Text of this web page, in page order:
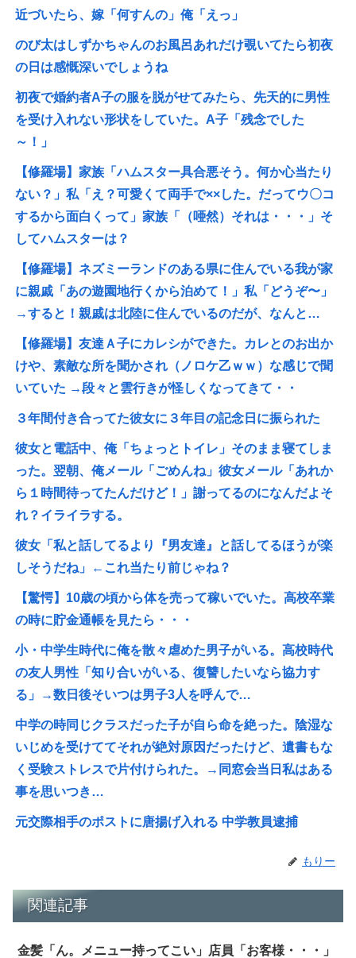
近づいたら、嫁「何すんの」俺「えっ」
のび太はしずかちゃんのお風呂あれだけ覗いてたら初夜
の日は感慨深いでしょうね
初夜で婚約者A子の服を脱がせてみたら、先天的に男性
を受け入れない形状をしていた。A子「残念でした
～！」
【修羅場】家族「ハムスター具合悪そう。何か心当たり
ない？」私「え？可愛くて両手で××した。だってウ〇コ
するから面白くって」家族「（唖然）それは・・・」そ
してハムスターは？
【修羅場】ネズミーランドのある県に住んでいる我が家
に親戚「あの遊園地行くから泊めて！」私「どうぞ〜」
→すると！親戚は北陸に住んでいるのだが、なんと…
【修羅場】友達Ａ子にカレシができた。カレとのお出か
けや、素敵な所を聞かされ（ノロケ乙ｗｗ）な感じで聞
いていた →段々と雲行きが怪しくなってきて・・
３年間付き合ってた彼女に３年目の記念日に振られた
彼女と電話中、俺「ちょっとトイレ」そのまま寝てしま
った。翌朝、俺メール「ごめんね」彼女メール「あれか
ら１時間待ってたんだけど！」謝ってるのになんだよそ
れ？イライラする。
彼女「私と話してるより『男友達』と話してるほうが楽
しそうだね」←これ当たり前じゃね？
【驚愕】10歳の頃から体を売って稼いでいた。高校卒業
の時に貯金通帳を見たら・・・
小・中学生時代に俺を散々虐めた男子がいる。高校時代
の友人男性「知り合いがいる、復讐したいなら協力す
る」→数日後そいつは男子3人を呼んで…
中学の時同じクラスだった子が自ら命を絶った。陰湿な
いじめを受けててそれが絶対原因だったけど、遺書もな
く受験ストレスで片付けられた。→同窓会当日私はある
事を思いつき…
元交際相手のポストに唐揚げ入れる 中学教員逮捕
もりー
関連記事
金髪「ん。メニュー持ってこい」店員「お客様・・・」